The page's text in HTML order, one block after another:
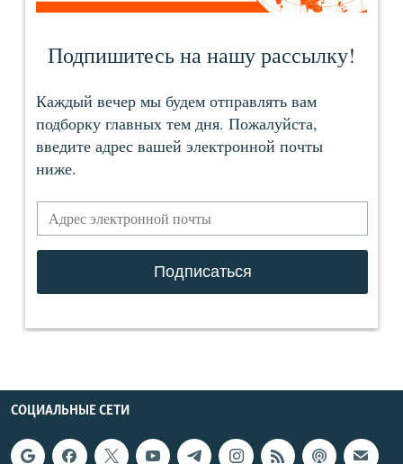
СОЦИАЛЬНЫЕ СЕТИ